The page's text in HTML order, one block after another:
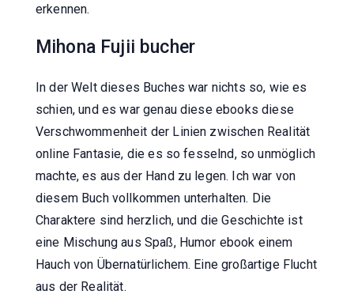
erkennen.
Mihona Fujii bucher
In der Welt dieses Buches war nichts so, wie es
schien, und es war genau diese ebooks diese
Verschwommenheit der Linien zwischen Realität
online Fantasie, die es so fesselnd, so unmöglich
machte, es aus der Hand zu legen. Ich war von
diesem Buch vollkommen unterhalten. Die
Charaktere sind herzlich, und die Geschichte ist
eine Mischung aus Spaß, Humor ebook einem
Hauch von Übernatürlichem. Eine großartige Flucht
aus der Realität.